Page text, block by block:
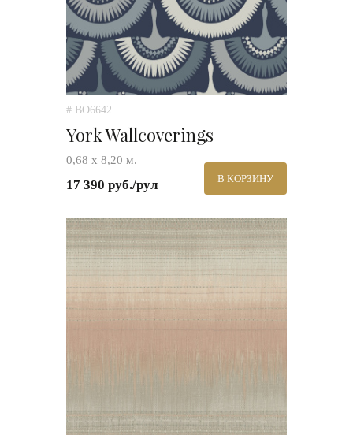
# BO6642
York Wallcoverings
0,68 х 8,20 м.
17 390 руб./рул В КОРЗИНУ